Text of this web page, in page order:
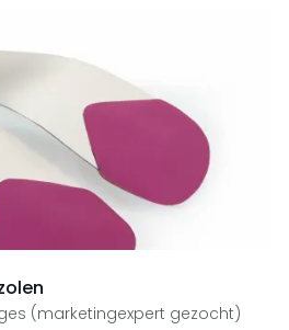
(marketingexpert gezocht)